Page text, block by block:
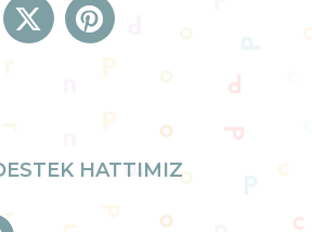
HATTIMIZ